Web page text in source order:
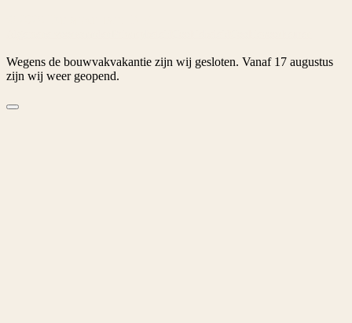
Wegens de bouwvakvakantie zijn wij gesloten. Vanaf 17 augustus
zijn wij weer geopend.